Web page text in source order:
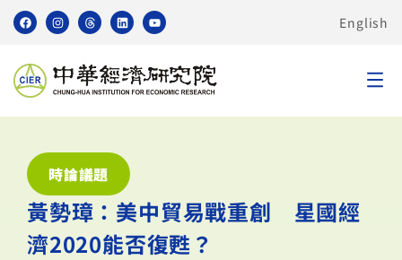
English
時論議題
黃勢璋：美中貿易戰重創 星國經
濟2020能否復甦？